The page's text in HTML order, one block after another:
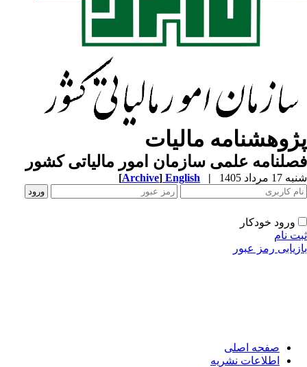
مالیات
علمی سازمان امور مالیاتی کشور
مرداد 1405 |
English
[Archive]
ورود خودکار
نام
رمز عبور
صفحه اصلی
اطلاعات نشریه